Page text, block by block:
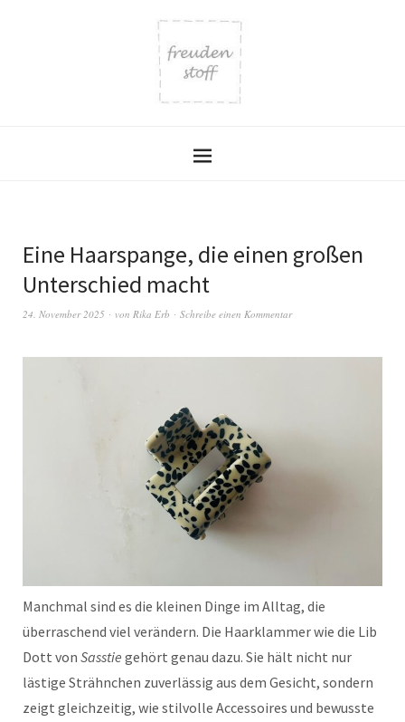
Eine Haarspange, die einen großen
Unterschied macht
24. November 2025 von Rika Erb Schreibe einen Kommentar
Manchmal sind es die kleinen Dinge im Alltag, die
überraschend viel verändern. Die Haarklammer wie die Lib
Dott von Sasstie gehört genau dazu. Sie hält nicht nur
lästige Strähnchen zuverlässig aus dem Gesicht, sondern
zeigt gleichzeitig, wie stilvolle Accessoires und bewusste